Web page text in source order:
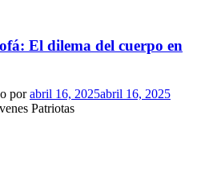
El dilema del cuerpo en
porabril 16, 2025abril 16, 2025
Patriotas